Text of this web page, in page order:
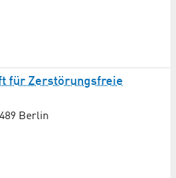
für Zerstörungsfreie
Berlin